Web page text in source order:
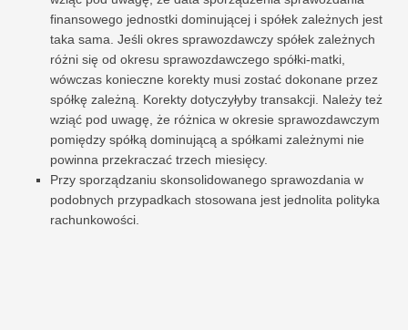
finansowego jednostki dominującej i spółek zależnych jest
taka sama. Jeśli okres sprawozdawczy spółek zależnych
różni się od okresu sprawozdawczego spółki-matki,
wówczas konieczne korekty musi zostać dokonane przez
spółkę zależną. Korekty dotyczyłyby transakcji. Należy też
wziąć pod uwagę, że różnica w okresie sprawozdawczym
pomiędzy spółką dominującą a spółkami zależnymi nie
powinna przekraczać trzech miesięcy.
Przy sporządzaniu skonsolidowanego sprawozdania w
podobnych przypadkach stosowana jest jednolita polityka
rachunkowości.